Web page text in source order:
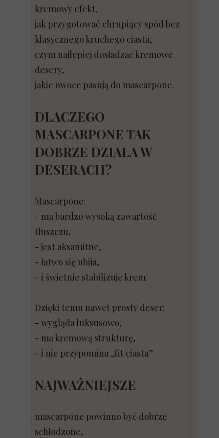
kremowy efekt,
jak przygotować chrupiący spód bez
klasycznego kruchego ciasta,
czym najlepiej dosładzać kremowe
desery,
jakie owoce pasują do mascarpone.
DLACZEGO
MASCARPONE TAK
DOBRZE DZIAŁA W
DESERACH?
Mascarpone:
- ma bardzo wysoką zawartość
tłuszczu,
- jest aksamitne,
- łatwo się ubija,
- i świetnie stabilizuje krem.
Dzięki temu nawet prosty deser:
- wygląda luksusowo,
- ma kremową strukturę,
- i nie przypomina „fit ciasta”
NAJWAŻNIEJSZE
mascarpone powinno być dobrze
schłodzone,